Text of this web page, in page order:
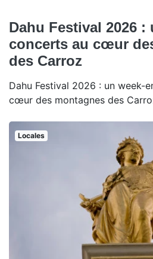
Dahu Festival 2026 :
concerts au cœur
des Carroz
Dahu Festival 2026 : un week-
cœur des montagnes des
Locales